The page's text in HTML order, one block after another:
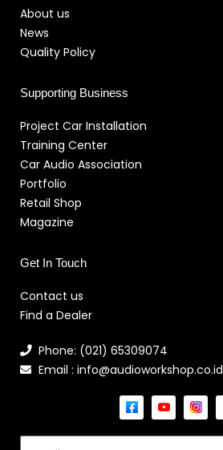
About us
News
Quality Policy
Supporting Business
Project Car Installation
Training Center
Car Audio Association
Portfolio
Retail Shop
Magazine
Get In Touch
Contact us
Find a Dealer
Phone: (021) 65309074
Email : info@audioworkshop.co.id